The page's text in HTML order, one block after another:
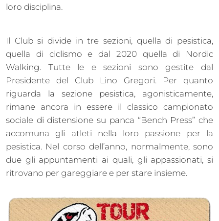
loro disciplina.
Il Club si divide in tre sezioni, quella di pesistica,
quella di ciclismo e dal 2020 quella di Nordic
Walking. Tutte le e sezioni sono gestite dal
Presidente del Club Lino Gregori. Per quanto
riguarda la sezione pesistica, agonisticamente,
rimane ancora in essere il classico campionato
sociale di distensione su panca “Bench Press” che
accomuna gli atleti nella loro passione per la
pesistica. Nel corso dell’anno, normalmente, sono
due gli appuntamenti ai quali, gli appassionati, si
ritrovano per gareggiare e per stare insieme.